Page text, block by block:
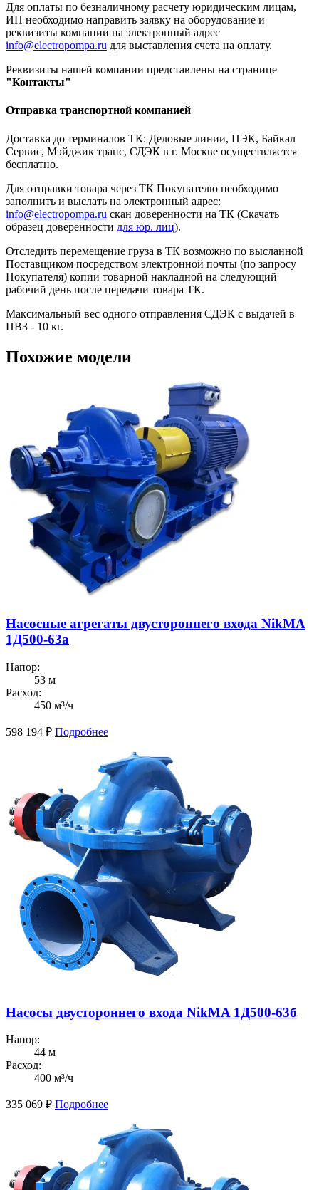
Для оплаты по безналичному расчету юридическим лицам,
ИП необходимо направить заявку на оборудование и
реквизиты компании на электронный адрес
info@electropompa.ru для выставления счета на оплату.
Реквизиты нашей компании представлены на странице
"Контакты"
Отправка транспортной компанией
Доставка до терминалов ТК: Деловые линии, ПЭК, Байкал
Сервис, Мэйджик транс, СДЭК в г. Москве осуществляется
бесплатно.
Для отправки товара через ТК Покупателю необходимо
заполнить и выслать на электронный адрес:
info@electropompa.ru скан доверенности на ТК (Скачать
образец доверенности для юр. лиц).
Отследить перемещение груза в ТК возможно по высланной
Поставщиком посредством электронной почты (по запросу
Покупателя) копии товарной накладной на следующий
рабочий день после передачи товара ТК.
Максимальный вес одного отправления СДЭК с выдачей в
ПВЗ - 10 кг.
Похожие модели
Насосные агрегаты двустороннего входа NikMA
1Д500-63а
Напор:
53 м
Расход:
450 м³/ч
598 194 ₽ Подробнее
Насосы двустороннего входа NikMA 1Д500-63б
Напор:
44 м
Расход:
400 м³/ч
335 069 ₽ Подробнее